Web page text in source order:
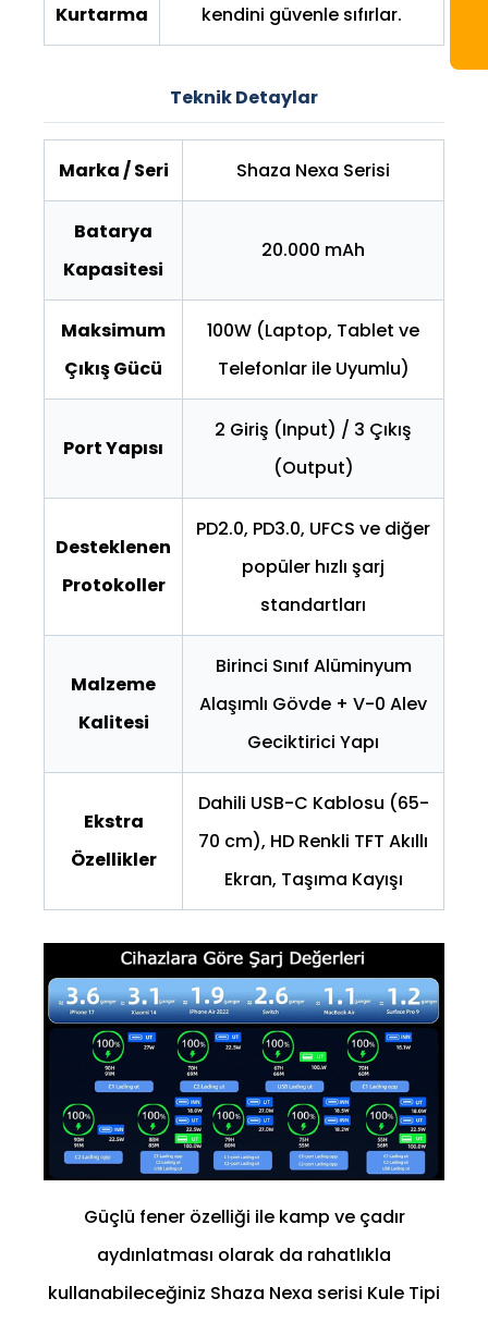
Kurtarma
kendini güvenle sıfırlar.
Teknik Detaylar
Marka / Seri Shaza Nexa Serisi
Batarya
Kapasitesi
20.000 mAh
Maksimum
Çıkış Gücü
100W (Laptop, Tablet ve
Telefonlar ile Uyumlu)
Port Yapısı
2 Giriş (Input) / 3 Çıkış
(Output)
Desteklenen
Protokoller
PD2.0, PD3.0, UFCS ve diğer
popüler hızlı şarj
standartları
Malzeme
Kalitesi
Birinci Sınıf Alüminyum
Alaşımlı Gövde + V-0 Alev
Geciktirici Yapı
Ekstra
Özellikler
Dahili USB-C Kablosu (65-
70 cm), HD Renkli TFT Akıllı
Ekran, Taşıma Kayışı
Güçlü fener özelliği ile kamp ve çadır
aydınlatması olarak da rahatlıkla
kullanabileceğiniz Shaza Nexa serisi Kule Tipi